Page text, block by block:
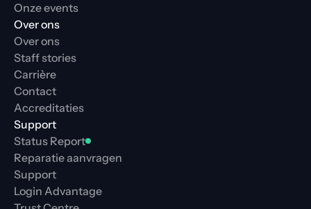
Onze events
Over ons
Over ons
Staff stories
Carrière
Contact
Accreditaties
Support
Status Report
Reparatie aanvragen
Support
Login Advantage